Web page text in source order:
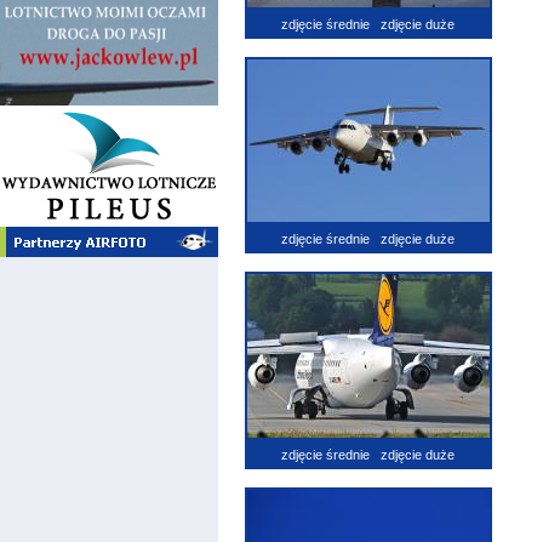
zdjęcie średnie zdjęcie duże
zdjęcie średnie zdjęcie duże
zdjęcie średnie zdjęcie duże